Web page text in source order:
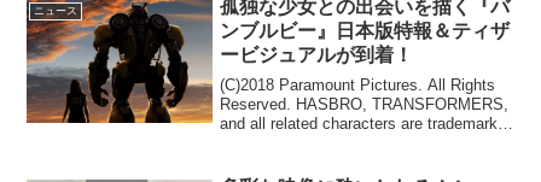
ニュース
孤独な少女との出会いを描く『バ
ンブルビー』日本版特報＆ティザ
ービジュアルが到着！
(C)2018 Paramount Pictures. All Rights
Reserved. HASBRO, TRANSFORMERS,
and all related characters are trademarks